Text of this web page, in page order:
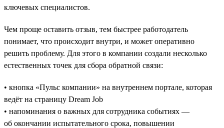
ключевых специалистов.
Чем проще оставить отзыв, тем быстрее работодатель
понимает, что происходит внутри, и может оперативно
решить проблему. Для этого в компании создали несколько
естественных точек для сбора обратной связи:
• кнопка «Пульс компании» на внутреннем портале, которая
ведёт на страницу Dream Job
• напоминания о важных для сотрудника событиях —
об окончании испытательного срока, повышении